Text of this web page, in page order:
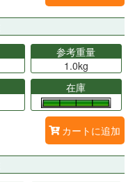
参考重量
1.0kg
在庫
カートに追加